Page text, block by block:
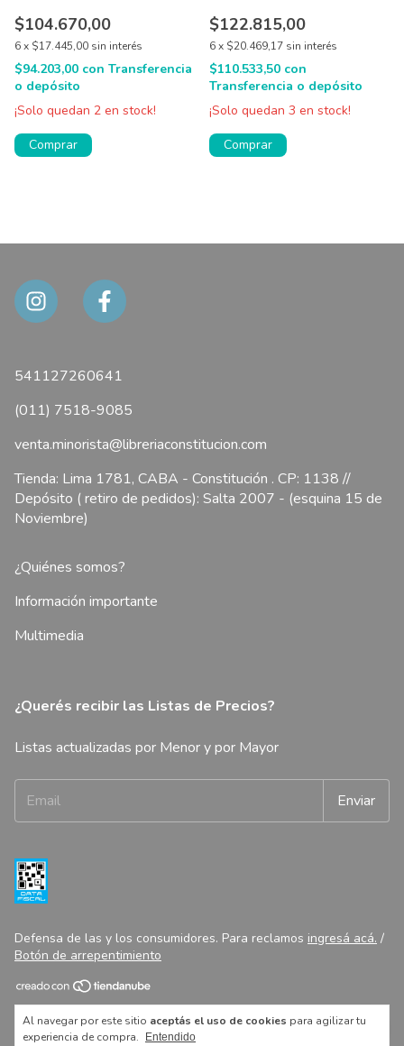
Al navegar por este sitio aceptás el uso de cookies para agilizar tu
experiencia de compra.
Entendido
$104.670,00
6x $17.445,00 sin interés
$94.203,00 con Transferencia
o depósito
¡Solo quedan 2 en stock!
$122.815,00
6x $20.469,17 sin interés
$110.533,50 con
Transferencia o depósito
¡Solo quedan 3 en stock!
541127260641
(011) 7518-9085
venta.minorista@libreriaconstitucion.com
Tienda: Lima 1781, CABA - Constitución . CP: 1138 //
Depósito ( retiro de pedidos): Salta 2007 - (esquina 15 de
Noviembre)
¿Quiénes somos?
Información importante
Multimedia
¿Querés recibir las Listas de Precios?
Listas actualizadas por Menor y por Mayor
Defensa de las y los consumidores. Para reclamos ingresá acá. /
Botón de arrepentimiento
Copyright Libreria Constitucion Minorista - 27327607788 - 2026.
Todos los derechos reservados.